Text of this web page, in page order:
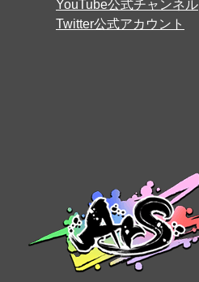
YouTube公式チャンネル
Twitter公式アカウント